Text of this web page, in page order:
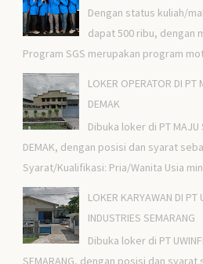
Dengan status kuliah/
dapat 500 ribu, dengan
Program SGS merupakan program
LOKER OPERATOR DI PT
DEMAK
Dibuka loker di PT MAJU
DEMAK, dengan posisi dan syarat
Syarat/Kualifikasi: Pria/Wanita Usia
LOKER KARYAWAN DI PT
INDUSTRIES SEMARANG
Dibuka loker di PT
SEMARANG, dengan posisi dan syarat